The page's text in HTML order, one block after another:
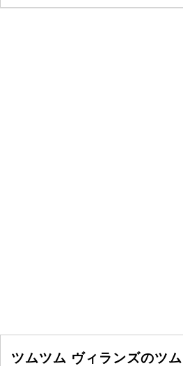
ツムツム ヴィランズのツ